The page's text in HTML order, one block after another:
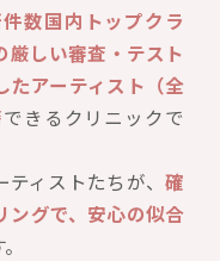
数国内トップクラ
厳しい審査・テスト
たアーティスト（全
できるクリニックで
ティストたちが、確
ングで、安心の似合